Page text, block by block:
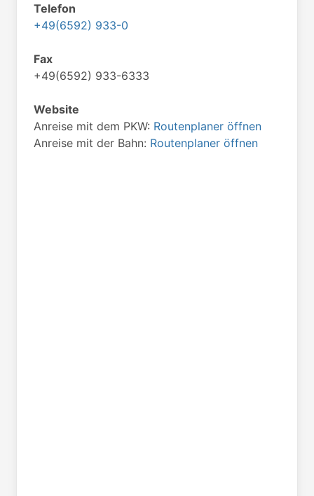
Telefon
+49(6592) 933-0
Fax
+49(6592) 933-6333
Website
Anreise mit dem PKW: Routenplaner öffnen
Anreise mit der Bahn: Routenplaner öffnen